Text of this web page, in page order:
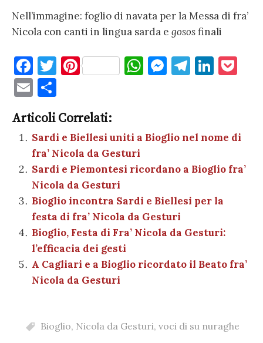
Nell’immagine: foglio di navata per la Messa di fra’
Nicola con canti in lingua sarda e gososfinali
F
a
c
e
b
o
o
k
T
te
r
Pi
es
t
W
A
p
M
g
T
a
m
Li
dI
n
et
E
m
ai
l
n
di
vi
di
Articoli Correlati:
Sardi e Biellesi uniti a Bioglio nel nome di
fra’ Nicola da Gesturi
Sardi e Piemontesi ricordano a Bioglio fra’
Nicola da Gesturi
Bioglio incontra Sardi e Biellesi per la
festa di fra’ Nicola da Gesturi
Bioglio, Festa di Fra’ Nicola da Gesturi:
l’efficacia dei gesti
A Cagliari e a Bioglio ricordato il Beato fra’
Nicola da Gesturi
Bioglio, Nicola da Gesturi, voci di su nuraghe